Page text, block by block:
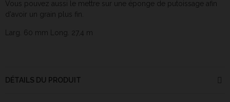
Vous pouvez aussi le mettre sur une éponge de putoissage afin
d'avoir un grain plus fin.
Larg. 60 mm Long. 27,4 m
DÉTAILS DU PRODUIT